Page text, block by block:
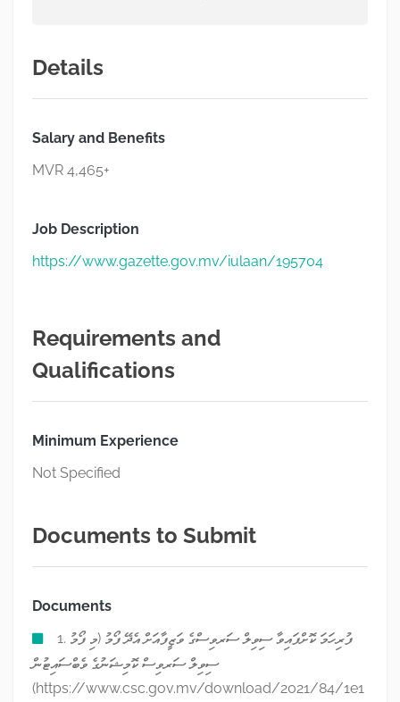
Details
Salary and Benefits
MVR 4,465+
Job Description
https://www.gazette.gov.mv/iulaan/195704
Requirements and
Qualifications
Minimum Experience
Not Specified
Documents to Submit
Documents
1. ފުރިހަމަ ކޮށްފައިވާ ސިވިލް ސަރވިސްގެ ވަޒީފާއަށް އެދޭ ފޯމު (މި ފޯމު
ސިވިލް ސަރވިސް ކޮމިޝަނުގެ ވެބްސައިޓުން
(https://www.csc.gov.mv/download/2021/84/1e1